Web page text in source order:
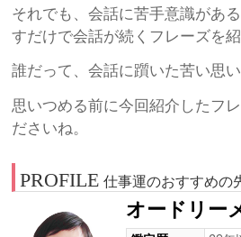
それでも、会話に苦手意識があ
すだけで会話が続くフレーズを紹
誰だって、会話に躓いた苦い思い
思いつめる前に今回紹介したフ
ださいね。
PROFILE 仕事運のおすすめの
オードリー